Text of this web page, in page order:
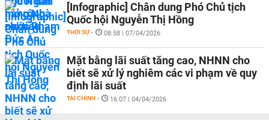
[Infographic] Chân dung Phó Chủ tịch
Quốc hội Nguyễn Thị Hồng
THỜI SỰ - 08:58 | 07/04/2026
Mặt bằng lãi suất tăng cao, NHNN cho
biết sẽ xử lý nghiêm các vi phạm về quy
định lãi suất
TÀI CHÍNH - 16:07 | 04/04/2026